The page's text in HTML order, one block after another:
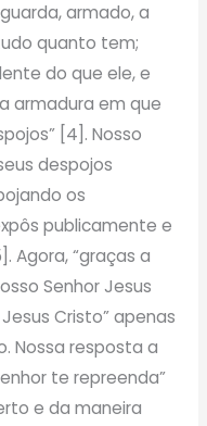
armado, a
quanto tem;
do que ele, e
armadura em que
[4]. Nosso
despojos
os
publicamente e
Agora, “graças a
Senhor Jesus
Cristo” apenas
Nossa resposta a
te repreenda”
e da maneira